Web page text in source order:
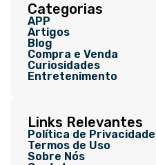
Categorias
APP
Artigos
Blog
Compra e Venda
Curiosidades
Entretenimento
Links Relevantes
Política de Privacidade
Termos de Uso
Sobre Nós